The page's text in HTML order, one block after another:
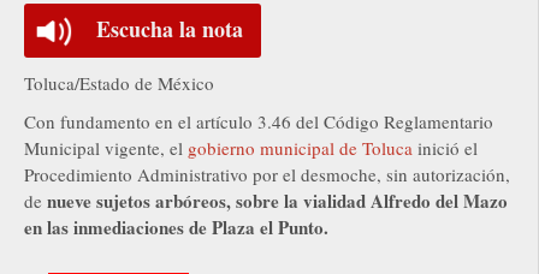
Escucha la nota
Toluca/Estado de México
Con fundamento en el artículo 3.46 del Código Reglamentario
Municipal vigente, el gobierno municipal de Toluca inició el
Procedimiento Administrativo por el desmoche, sin autorización,
de nueve sujetos arbóreos, sobre la vialidad Alfredo del Mazo
en las inmediaciones de Plaza el Punto.